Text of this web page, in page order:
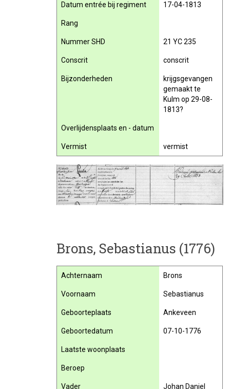
Datum entrée bij regiment 17-04-1813
Rang
Nummer SHD 21 YC 235
Conscrit conscrit
Bijzonderheden
krijgsgevangen
gemaakt te
Kulm op 29-08-
1813?
Overlijdensplaats en - datum
Vermist vermist
Brons, Sebastianus (1776)
Achternaam Brons
Voornaam Sebastianus
Geboorteplaats Ankeveen
Geboortedatum 07-10-1776
Laatste woonplaats
Beroep
Vader
Johan Daniel